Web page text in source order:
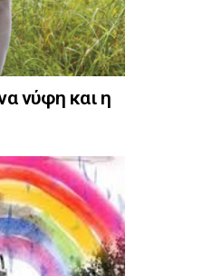
νύφη και η